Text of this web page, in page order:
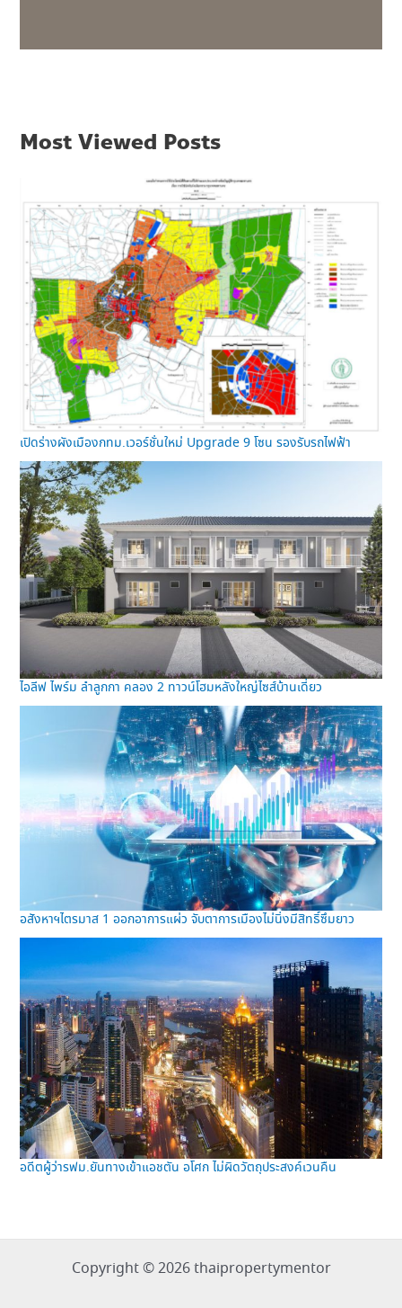
Most Viewed Posts
เปิดร่างผังเมืองกทม.เวอร์ชั่นใหม่ Upgrade 9 โซน รองรับรถไฟฟ้า
ไอลีฟ ไพร์ม ลำลูกกา คลอง 2 ทาวน์โฮมหลังใหญ่ไซส์บ้านเดี่ยว
อสังหาฯไตรมาส 1 ออกอาการแผ่ว จับตาการเมืองไม่นิ่งมีสิทธิ์ซึมยาว
อดีตผู้ว่ารฟม.ยันทางเข้าแอชตัน อโศก ไม่ผิดวัตถุประสงค์เวนคืน
Copyright © 2026 thaipropertymentor